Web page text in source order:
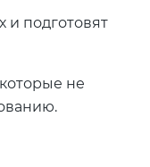
и подготовят
не